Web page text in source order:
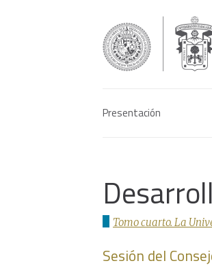
Presentación
Tomo cuarto. La
Sesión del